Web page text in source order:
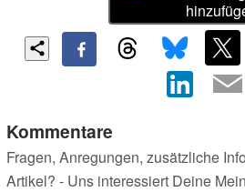
Kommentare
Fragen, Anregungen, zusätzliche
Artikel? - Uns interessiert Deine